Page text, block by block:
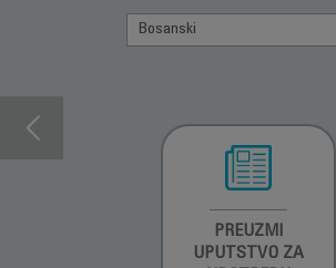
PREUZMI
UPUTSTVO ZA